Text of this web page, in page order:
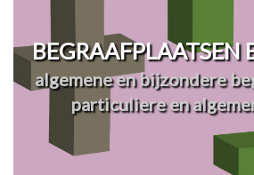
BEGRAAFPLAATSEN
algemene en bijzondere
particuliere en